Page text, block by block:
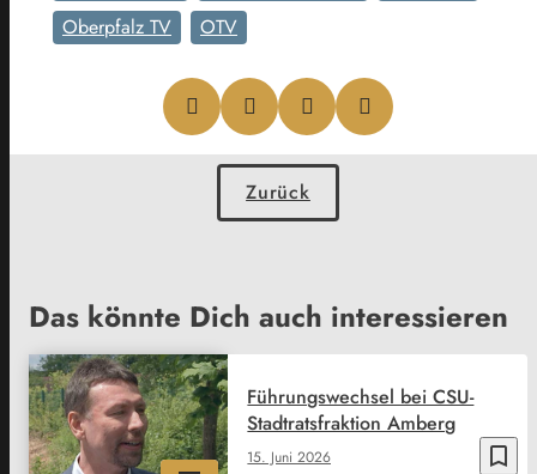
Oberpfalz TV
OTV
Zurück
Das könnte Dich auch interessieren
bookmark_border
15. Juni 2026
Führungswechsel bei CSU-
Stadtratsfraktion Amberg